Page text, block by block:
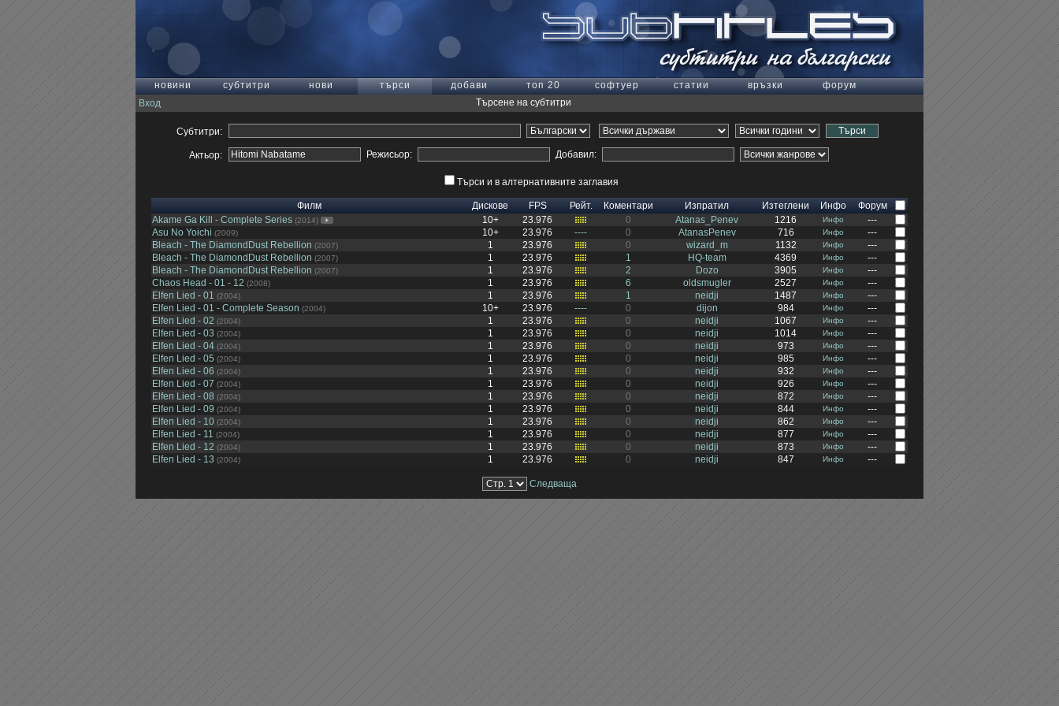
новини субтитри нови търси добави топ 20 софтуер статии връзки
форум
Вход
Търсене на субтитри
Субтитри:
Актьор: Режисьор: Добавил:
Търси и в алтернативните заглавия
Филм Дискове FPS Рейт. Коментари Изпратил Изтеглени Инфо
Форум
Akame Ga Kill - Complete Series (2014) 10+ 23.976 0 Atanas_Penev 1216 Инфо
---
Asu No Yoichi (2009) 10+ 23.976 ---- 0 AtanasPenev 716 Инфо
---
Bleach - The DiamondDust Rebellion (2007) 1 23.976 0 wizard_m 1132 Инфо
---
Bleach - The DiamondDust Rebellion (2007) 1 23.976 1 HQ-team 4369 Инфо
---
Bleach - The DiamondDust Rebellion (2007) 1 23.976 2 Dozo 3905 Инфо
---
Chaos Head - 01 - 12 (2008) 1 23.976 6 oldsmugler 2527 Инфо
---
Elfen Lied - 01 (2004) 1 23.976 1 neidji 1487 Инфо
---
Elfen Lied - 01 - Complete Season (2004) 10+ 23.976 ---- 0 dijon 984 Инфо
---
Elfen Lied - 02 (2004) 1 23.976 0 neidji 1067 Инфо
---
Elfen Lied - 03 (2004) 1 23.976 0 neidji 1014 Инфо
---
Elfen Lied - 04 (2004) 1 23.976 0 neidji 973 Инфо
---
Elfen Lied - 05 (2004) 1 23.976 0 neidji 985 Инфо
---
Elfen Lied - 06 (2004) 1 23.976 0 neidji 932 Инфо
---
Elfen Lied - 07 (2004) 1 23.976 0 neidji 926 Инфо
---
Elfen Lied - 08 (2004) 1 23.976 0 neidji 872 Инфо
---
Elfen Lied - 09 (2004) 1 23.976 0 neidji 844 Инфо
---
Elfen Lied - 10 (2004) 1 23.976 0 neidji 862 Инфо
---
Elfen Lied - 11 (2004) 1 23.976 0 neidji 877 Инфо
---
Elfen Lied - 12 (2004) 1 23.976 0 neidji 873 Инфо
---
Elfen Lied - 13 (2004) 1 23.976 0 neidji 847 Инфо ---
Следваща